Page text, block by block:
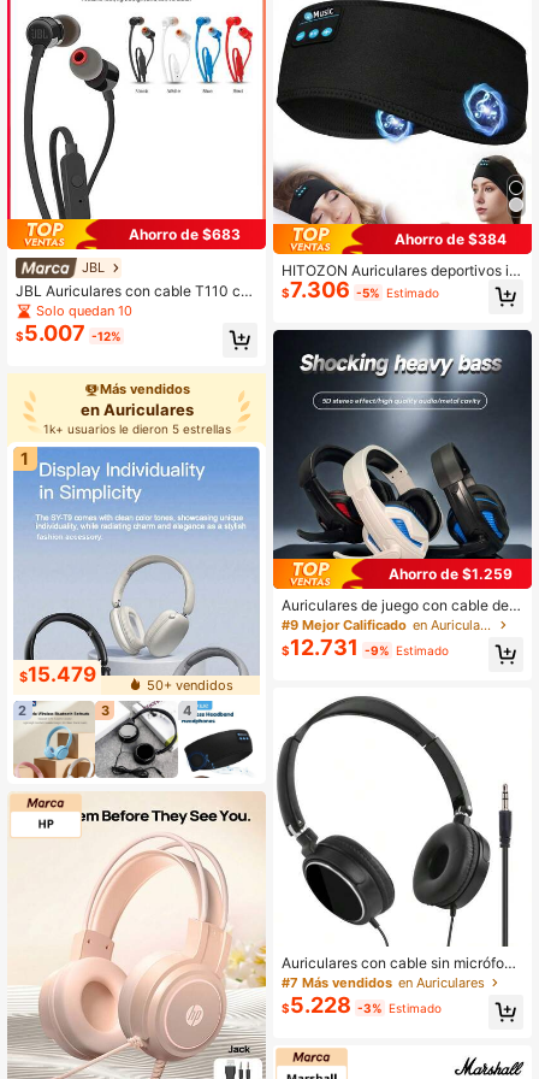
Ahorro de $683
JBL
JBL Auriculares con cable T110 co
n interfaz de 3,5 mm para juegos de
PC y llamadas de teléfonos celulare
s, auriculares estéreo intrauriculare
Solo quedan 10
$5.007 -12%
Más vendidos
en Auriculares
1k+ usuarios le dieron 5 estrellas
1
$15.479
50+ vendidos
2
3 4
Ahorro de $384
HITOZON Auriculares deportivos in
alámbricos con altavoces estéreo d
e alta definición ultrafinos, unisex, a
io, correr, yoga, insomnio, viajes en
avión, meditación y talla grande
$7.306 -5% Estimado
Ahorro de $1.259
Auriculares de juego con cable de 7.
1 canales y micrófono, con luces LE
D, adecuados para PC, computador
a, portátil, teléfono móvil, música, cl
#9 Mejor Calificado en Auriculares
$12.731 -9% Estimado
Auriculares con cable sin micrófon
o, compatible con conector de 3.5
mm para ver videos, escuchar músi
ca, jugar, cómodos de usar
#7 Más vendidos en Auriculares
$5.228 -3% Estimado